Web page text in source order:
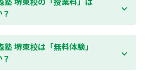
ご状況、校舎によって変わりますの
お気軽にお問合わせください。個別指
料は
よりお問合わせく
信メールで【すぐ】にご確認いただけ
堺東校は「無料体験」